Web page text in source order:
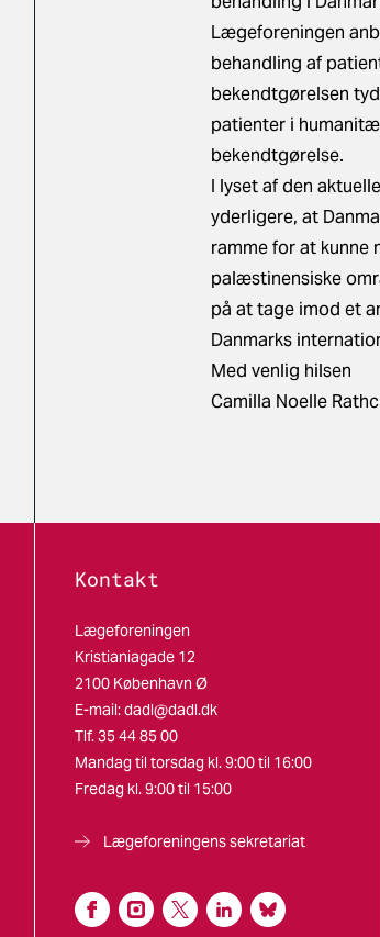
Lægeforeningen
behandling af
bekendtgørelsen
patienter i
bekendtgørelse.
I lyset af den
yderligere, at
ramme for at kunne
palæstinensiske
på at tage imod et
Danmarks
Med venlig hilsen
Camilla Noelle
Kontakt
Lægeforeningen
Kristianiagade 12
2100 København Ø
E-mail:dadl@dadl.dk
Tlf. 35 44 85 00
Mandag til torsdag kl. 9:00 til 16:00
Fredag kl. 9:00 til 15:00
Lægeforeningens sekretariat